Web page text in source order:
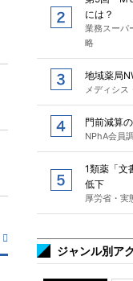
には？
業務スーパ
略
地域薬局
メディシ
門前減算
NPhA会員
1類薬「文
低下
厚労省・実
ジャンル別ア